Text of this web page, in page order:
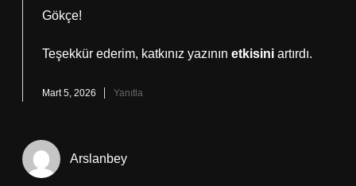
Gökçe!
Teşekkür ederim, katkınız yazının etkisini artırdı.
Mart 5, 2026 Yanıtla
Arslanbey